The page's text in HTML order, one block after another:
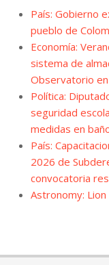
País: Gobierno
pueblo de
Economía:
sistema de
Observatorio en
Política:
seguridad
medidas en
País:
2026 de
convocatoria
Astronomy: